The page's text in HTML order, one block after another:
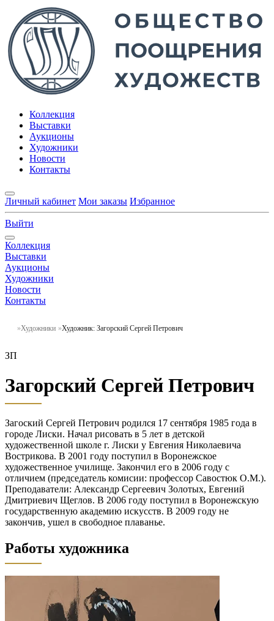
Коллекция
Выставки
Аукционы
Художники
Новости
Контакты
Личный кабинет Мои заказы Избранное
Выйти
Коллекция
Выставки
Аукционы
Художники
Новости
Контакты
Художники Художник: Загорский Сергей Петрович
ЗП
Загорский Сергей Петрович
Загоский Сергей Петрович родился 17 сентября 1985 года в
городе Лиски. Начал рисовать в 5 лет в детской
художественной школе г. Лиски у Евгения Николаевича
Вострикова. В 2001 году поступил в Воронежское
художественное училище. Закончил его в 2006 году с
отличием (председатель комисии: профессор Савостюк О.М.).
Преподаватели: Александр Сергеевич Золотых, Евгений
Дмитриевич Щеглов. В 2006 году поступил в Воронежскую
государственную академию искусств. В 2009 году не
закончив, ушел в свободное плаванье.
Работы художника